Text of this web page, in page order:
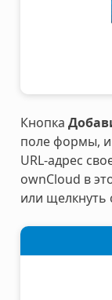
Кнопка
поле формы, и
URL-адрес
ownCloud в
или щелкнуть